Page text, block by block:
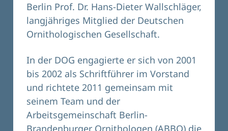
Berlin Prof. Dr. Hans-Dieter Wallschläger,
langjähriges Mitglied der Deutschen
Ornithologischen Gesellschaft.
In der DOG engagierte er sich von 2001
bis 2002 als Schriftführer im Vorstand
und richtete 2011 gemeinsam mit
seinem Team und der
Arbeitsgemeinschaft Berlin-